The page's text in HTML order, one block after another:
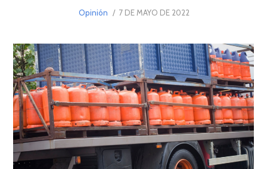
Opinión
POSTED
7 DE MAYO DE 2022
DE
2022